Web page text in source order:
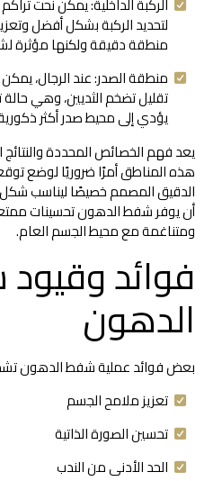
لتحديد الركبة بشكل أفضل
منطقة دقيقة ولكنها مؤثرة
منطقة الصدر: عند الرجال،
تقليل تضخم الثديين، وهي
يؤدي إلى محيط صدر أكثر
يعد فهم الخصائص المحددة
هذه المناطق أمرًا ضروريًا لوضع
الدقيق المصمم خصيصًا ليناسب
أن يوفر شفط الدهون تحسينات
ومتناغمة مع محيط الجسم العام.
فوائد
الدهون
بعض فوائد عملية شفط الدهون
تعزيز ملامح الجسم
تحسين الصورة الذاتية
الحد الأدنى من الندب